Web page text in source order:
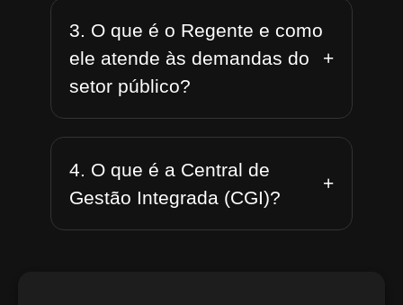
3. O que é o Regente e como
ele atende às demandas do
setor público?
+
4. O que é a Central de
Gestão Integrada (CGI)?
+